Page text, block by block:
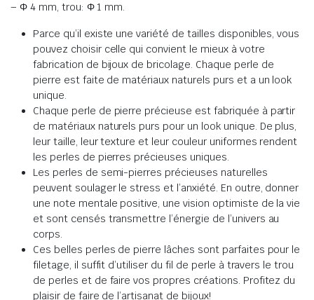
– Φ 4 mm, trou: Φ 1 mm.
Parce qu’il existe une variété de tailles disponibles, vous
pouvez choisir celle qui convient le mieux à votre
fabrication de bijoux de bricolage. Chaque perle de
pierre est faite de matériaux naturels purs et a un look
unique.
Chaque perle de pierre précieuse est fabriquée à partir
de matériaux naturels purs pour un look unique. De plus,
leur taille, leur texture et leur couleur uniformes rendent
les perles de pierres précieuses uniques.
Les perles de semi-pierres précieuses naturelles
peuvent soulager le stress et l’anxiété. En outre, donner
une note mentale positive, une vision optimiste de la vie
et sont censés transmettre l’énergie de l’univers au
corps.
Ces belles perles de pierre lâches sont parfaites pour le
filetage, il suffit d’utiliser du fil de perle à travers le trou
de perles et de faire vos propres créations. Profitez du
plaisir de faire de l’artisanat de bijoux!